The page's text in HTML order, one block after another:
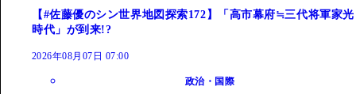
【#佐藤優のシン世界地図探索172】「高市幕府≒三代将軍家光
時代」が到来!?
2026年08月07日 07:00
政治・国際